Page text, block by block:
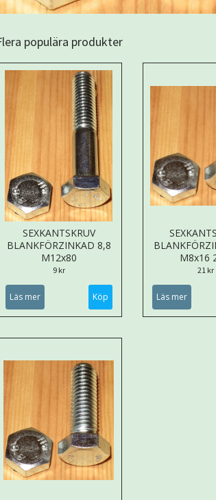
populära produkter
SEXKANTSKRUV
BLANKFÖRZINKAD 8,8
M12x80
9 kr
Läs mer
M8x16
21 kr
Läs mer